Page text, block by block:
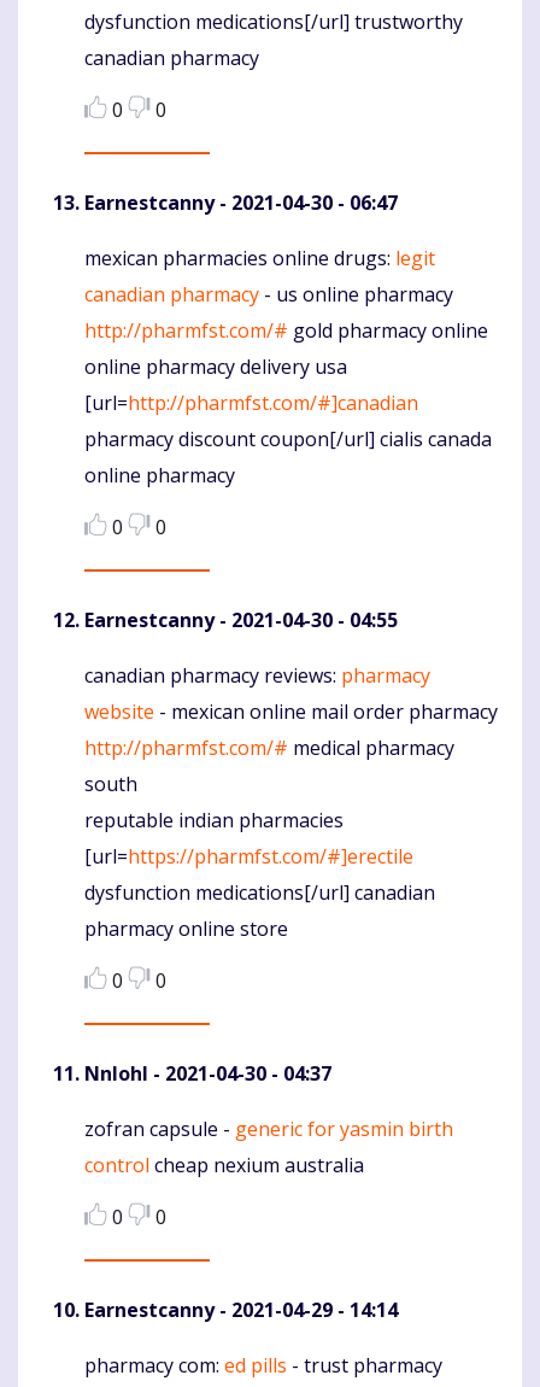
dysfunction medications[/url] trustworthy
canadian pharmacy
0
0
Earnestcanny- 2021-04-30 - 06:47
Komentaras
mexican pharmacies online drugs: legit
canadian pharmacy - us online pharmacy
http://pharmfst.com/# gold pharmacy online
online pharmacy delivery usa
[url=http://pharmfst.com/#]canadian
pharmacy discount coupon[/url] cialis canada
online pharmacy
0
0
Earnestcanny- 2021-04-30 - 04:55
Komentaras
canadian pharmacy reviews: pharmacy
website - mexican online mail order pharmacy
http://pharmfst.com/# medical pharmacy
south
reputable indian pharmacies
[url=https://pharmfst.com/#]erectile
dysfunction medications[/url] canadian
pharmacy online store
0
0
Nnlohl - 2021-04-30 - 04:37
Komentaras
zofran capsule - generic for yasmin birth
control cheap nexium australia
0
0
Earnestcanny- 2021-04-29 - 14:14
Komentaras
pharmacy com: ed pills - trust pharmacy